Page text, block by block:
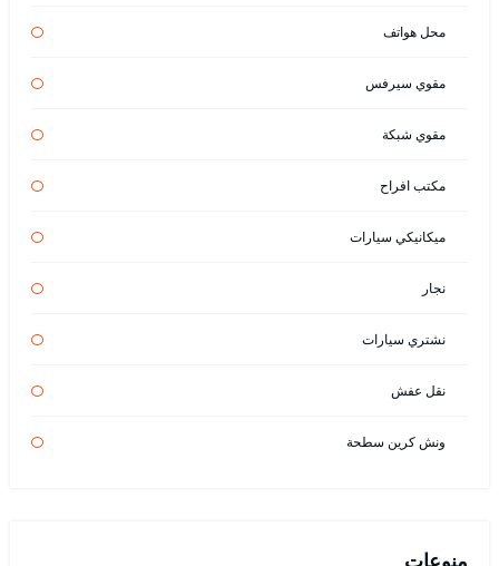
محل هواتف
مقوي سيرفس
مقوي شبكة
مكتب افراح
ميكانيكي سيارات
نجار
نشتري سيارات
نقل عفش
ونش كرين سطحة
منوعات